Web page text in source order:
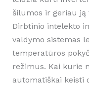
šilumos ir geriau ją
Dirbtinio intelekto
valdymo sistemas
temperatūros
režimus. Kai kurie
automatiškai keisti